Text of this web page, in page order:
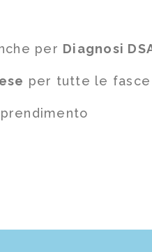
per Diagnosi
per tutte le fasce